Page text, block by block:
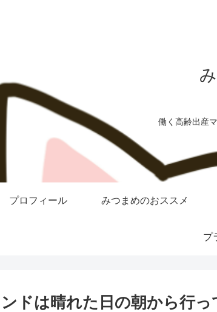
働く高齢出産
プロフィール みつまめのおススメ
プ
ドは晴れた日の朝から行